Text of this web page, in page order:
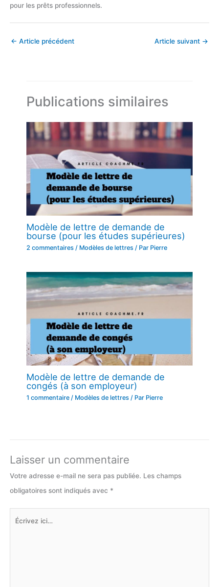
pour les prêts professionnels.
← Article précédent Article suivant →
Publications similaires
Modèle de lettre de demande de
bourse (pour les études supérieures)
2 commentaires / Modèles de lettres / Par Pierre
Modèle de lettre de demande de
congés (à son employeur)
1 commentaire / Modèles de lettres / Par Pierre
Laisser un commentaire
Votre adresse e-mail ne sera pas publiée. Les champs
obligatoires sont indiqués avec *